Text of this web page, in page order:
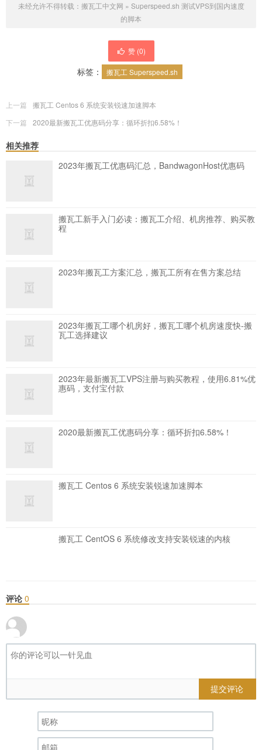
未经允许不得转载： 搬瓦工中文网 » Superspeed.sh 测试VPS到国内速度
的脚本
赞 (0)
标签： 搬瓦工 Superspeed.sh
上一篇
搬瓦工 Centos 6 系统安装锐速加速脚本
下一篇
2020最新搬瓦工优惠码分享：循环折扣6.58%！
相关推荐
2023年搬瓦工优惠码汇总，BandwagonHost优惠码
搬瓦工新手入门必读：搬瓦工介绍、机房推荐、购买教
程
2023年搬瓦工方案汇总，搬瓦工所有在售方案总结
2023年搬瓦工哪个机房好，搬瓦工哪个机房速度快-搬
瓦工选择建议
2023年最新搬瓦工VPS注册与购买教程，使用6.81%优
惠码，支付宝付款
2020最新搬瓦工优惠码分享：循环折扣6.58%！
搬瓦工 Centos 6 系统安装锐速加速脚本
搬瓦工 CentOS 6 系统修改支持安装锐速的内核
评论 0
提交评论